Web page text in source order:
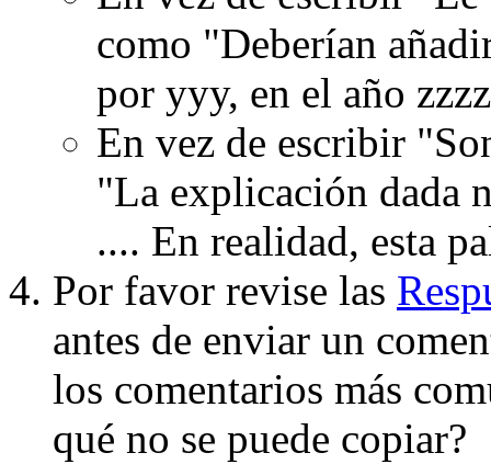
como "Deberían
por yyy, en el año
En vez de escribir
"La explicación dada
.... En realidad, esta
Por favor revise las
antes de enviar un
los comentarios más
qué no se puede copiar?